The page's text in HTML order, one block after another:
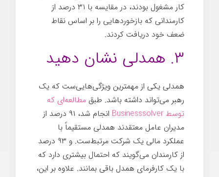
کار مشغول بودند، در مقایسه با ۳۱ درصد از
کارمندانی که بازخوردهایی را بر اساس نقاط
ضعف خود دریافت کردند.
۳. همدلی نشان دهید
همدلی یکی از مهمترین ویژگی‌هایی‌ست که یک
رهبر می‌تواند داشته باشد. طبق مطالعه‌ای که
توسط Businesssolver
انجام شد، ۹۱ درصد از
مدیران عامل معتقدند همدلی مستقیماً با
عملکرد مالی یک شرکت مرتبط‌ست. و ۹۳ درصد
از کارمندان می‌گویند که احتمال بیشتری دارد که
با یک کارفرمای همدل باقی بمانند. علاوه بر این،